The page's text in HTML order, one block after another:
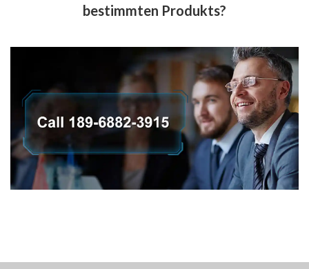
bestimmten Produkts?